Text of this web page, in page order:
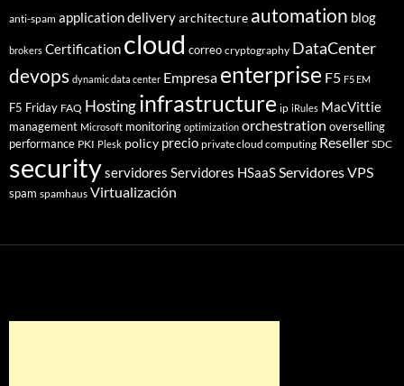
anti-spam application deliveryarchitecture automation blog
brokers Certification cloud correo cryptography DataCenter
devops dynamic data center Empresa enterprise F5 F5 EM
F5 Friday FAQ Hostinginfrastructure ip iRules MacVittie
management Microsoft monitoring optimization orchestration overselling
performance PKI Plesk policy precio private cloud computing Reseller SDC
securityservidores Servidores HSaaSServidores VPS
spam spamhaus Virtualización